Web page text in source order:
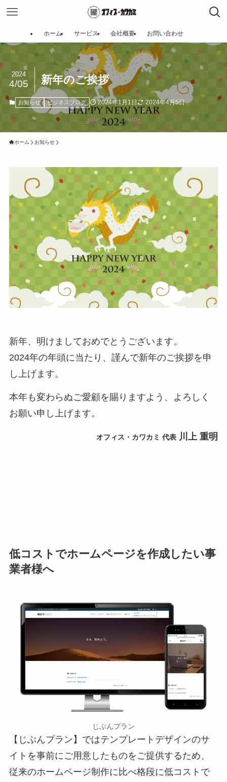
ホーム サービス 会社概要 お問い合わせ
新年のご挨拶
2024
4/05
お知らせ ビジネスブログ 2024年1月1日 2024年4月5日
ホーム お知らせ
新年、明けましておめでとうございます。
2024年の年頭に当たり、謹んで新年のご挨拶を申
し上げます。
本年も変わらぬご愛顧を賜りますよう、よろしく
お願い申し上げます。
オフィス・カワカミ 代表 川上 重明
低コストでホームページを作成したい事
業者様へ
じぶんプラン
【じぶんプラン】ではテンプレートデザインのサ
イトを事前にご用意したものをご提供するため、
従来のホームページ制作に比べ格段に低コストで